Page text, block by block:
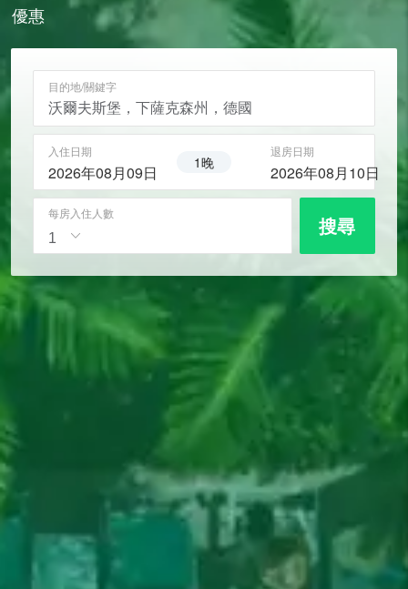
優惠
目的地/關鍵字
入住日期
2026年08月09日 1晚
退房日期
2026年08月10日
每房入住人數 搜尋